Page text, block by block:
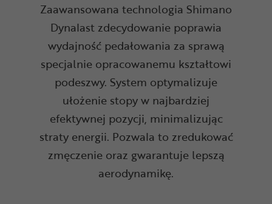
Zaawansowana technologia Shimano
Dynalast zdecydowanie poprawia
wydajność pedałowania za sprawą
specjalnie opracowanemu kształtowi
podeszwy. System optymalizuje
ułożenie stopy w najbardziej
efektywnej pozycji, minimalizując
straty energii. Pozwala to zredukować
zmęczenie oraz gwarantuje lepszą
aerodynamikę.